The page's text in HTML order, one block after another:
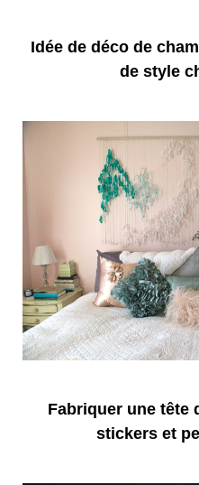
Idée de déco de
de style
Fabriquer une tête
stickers et